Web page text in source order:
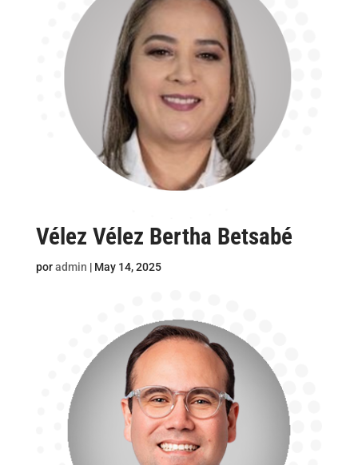
Vélez Vélez Bertha Betsabé
poradmin | May 14, 2025